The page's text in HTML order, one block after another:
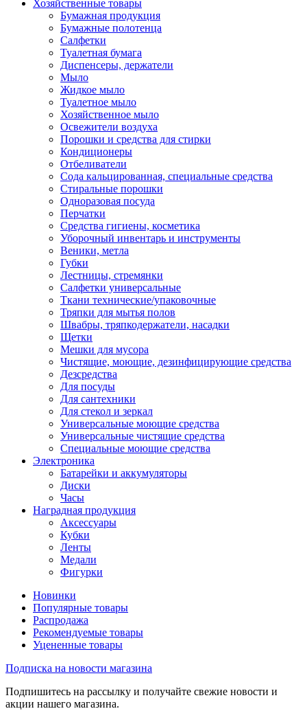
Хозяйственные товары
Бумажная продукция
Бумажные полотенца
Салфетки
Туалетная бумага
Диспенсеры, держатели
Мыло
Жидкое мыло
Туалетное мыло
Хозяйственное мыло
Освежители воздуха
Порошки и средства для стирки
Кондиционеры
Отбеливатели
Сода кальцированная, специальные средства
Стиральные порошки
Одноразовая посуда
Перчатки
Средства гигиены, косметика
Уборочный инвентарь и инструменты
Веники, метла
Губки
Лестницы, стремянки
Салфетки универсальные
Ткани технические/упаковочные
Тряпки для мытья полов
Швабры, тряпкодержатели, насадки
Щетки
Мешки для мусора
Чистящие, моющие, дезинфицирующие средства
Дезсредства
Для посуды
Для сантехники
Для стекол и зеркал
Универсальные моющие средства
Универсальные чистящие средства
Специальные моющие средства
Электроника
Батарейки и аккумуляторы
Диски
Часы
Наградная продукция
Аксессуары
Кубки
Ленты
Медали
Фигурки
Новинки
Популярные товары
Распродажа
Рекомендуемые товары
Уцененные товары
Подписка на новости магазина
Подпишитесь на рассылку и получайте свежие новости и
акции нашего магазина.